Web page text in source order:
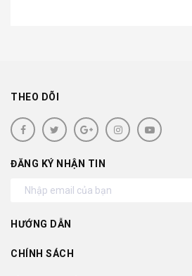
THEO DÕI
ĐĂNG KÝ NHẬN TIN
HƯỚNG DẪN
CHÍNH SÁCH